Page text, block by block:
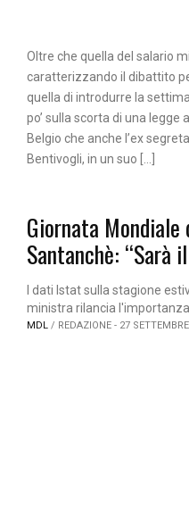
Oltre che quella del salario
caratterizzando il dibattito
quella di introdurre la
po’ sulla scorta di una
Belgio che anche l’ex
Bentivogli, in un suo […]
Giornata Mondiale
Santanchè: “Sarà
I dati Istat sulla stagione
ministra rilancia
MDL / REDAZIONE - 27